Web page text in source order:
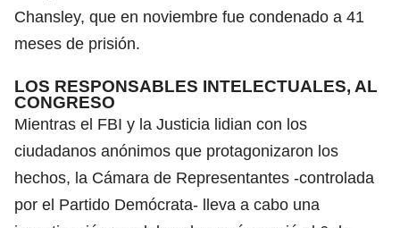
Chansley, que en noviembre fue condenado a 41
meses de prisión.
LOS RESPONSABLES INTELECTUALES, AL
CONGRESO
Mientras el FBI y la Justicia lidian con los
ciudadanos anónimos que protagonizaron los
hechos, la Cámara de Representantes -controlada
por el Partido Demócrata- lleva a cabo una